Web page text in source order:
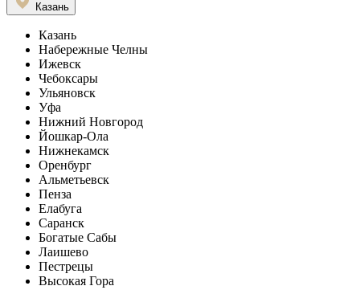
Казань
Казань
Набережные Челны
Ижевск
Чебоксары
Ульяновск
Уфа
Нижний Новгород
Йошкар-Ола
Нижнекамск
Оренбург
Альметьевск
Пенза
Елабуга
Саранск
Богатые Сабы
Лаишево
Пестрецы
Высокая Гора